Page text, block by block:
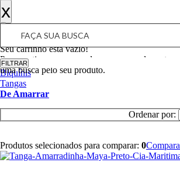
x
Sacola |0
Seu carrinho está vazio!
Para continuar comprando, navegue pelas
uma busca pelo seu produto.
FILTRAR
FILTRAR
vmob2
Biquínis
Tangas
De Amarrar
Ordenar por:
Produtos selecionados para comparar: 0